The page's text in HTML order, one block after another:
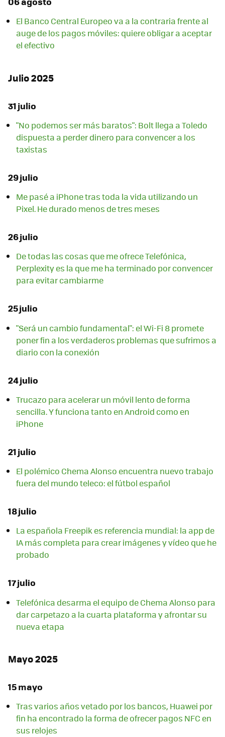
El Banco Central Europeo va a la contraria frente al
auge de los pagos móviles: quiere obligar a aceptar
el efectivo
Julio 2025
31 julio
"No podemos ser más baratos": Bolt llega a Toledo
dispuesta a perder dinero para convencer a los
taxistas
29 julio
Me pasé a iPhone tras toda la vida utilizando un
Pixel. He durado menos de tres meses
26 julio
De todas las cosas que me ofrece Telefónica,
Perplexity es la que me ha terminado por convencer
para evitar cambiarme
25 julio
"Será un cambio fundamental": el Wi-Fi 8 promete
poner fin a los verdaderos problemas que sufrimos a
diario con la conexión
24 julio
Trucazo para acelerar un móvil lento de forma
sencilla. Y funciona tanto en Android como en
iPhone
21 julio
El polémico Chema Alonso encuentra nuevo trabajo
fuera del mundo teleco: el fútbol español
18 julio
La española Freepik es referencia mundial: la app de
IA más completa para crear imágenes y vídeo que he
probado
17 julio
Telefónica desarma el equipo de Chema Alonso para
dar carpetazo a la cuarta plataforma y afrontar su
nueva etapa
Mayo 2025
15 mayo
Tras varios años vetado por los bancos, Huawei por
fin ha encontrado la forma de ofrecer pagos NFC en
sus relojes